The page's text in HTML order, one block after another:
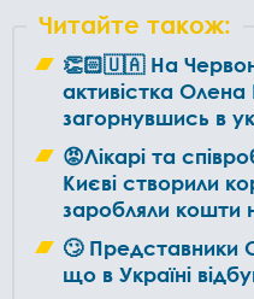
Читайте також:
👏🏻🇺🇦 На
активістка
загорнувшись в
😡Лікарі та
Києві створили
заробляли кошти
🙄 Представники
що в Україні